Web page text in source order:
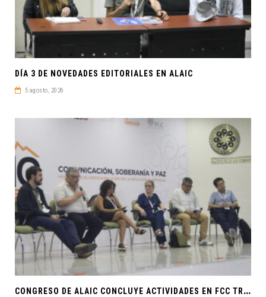
DÍA 3 DE NOVEDADES EDITORIALES EN ALAIC
5 agosto, 2026
C
ONGRESO DE ALAIC CONCLUYE ACTIVIDADES EN FCC TRAS UNA SEMANA LLENA DE CONOCIMIENTO Y REFLEXIÓN